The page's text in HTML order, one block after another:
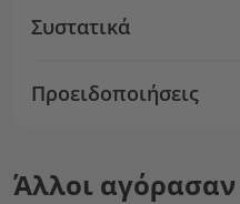
Συστατικά
Προειδοποιήσεις
Άλλοι